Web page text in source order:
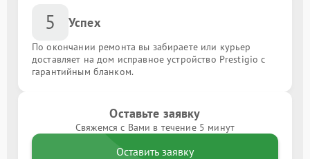
5 Успех
По окончании ремонта вы забираете или курьер
доставляет на дом исправное устройство Prestigio с
гарантийным бланком.
Оставьте заявку
Свяжемся с Вами в течение 5 минут
Оставить заявку